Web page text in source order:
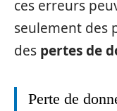
ces erreurs
seulement des
des pertes de
Perte de